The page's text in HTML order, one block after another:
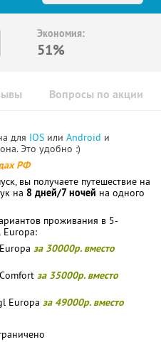
Экономия:
51%
Вопросы по акции
для IOS или Android и
Это удобно :)
РФ
вы получаете путешествие на
на 8 дней/7 ночей на одного
проживания в 5-
Europa:
за 30000р. вместо
за 35000р. вместо
Europa за 49000р. вместо